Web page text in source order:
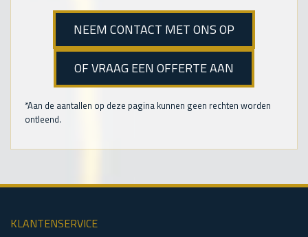
NEEM CONTACT MET ONS OP
OF VRAAG EEN OFFERTE AAN
*Aan de aantallen op deze pagina kunnen geen rechten worden
ontleend.
KLANTENSERVICE